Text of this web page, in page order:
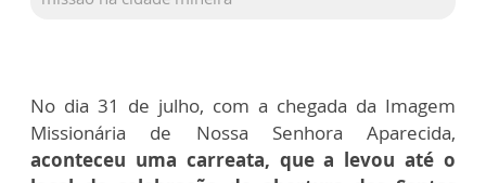
No dia 31 de julho, com a chegada da Imagem
Missionária de Nossa Senhora Aparecida,
aconteceu uma carreata, que a levou até o